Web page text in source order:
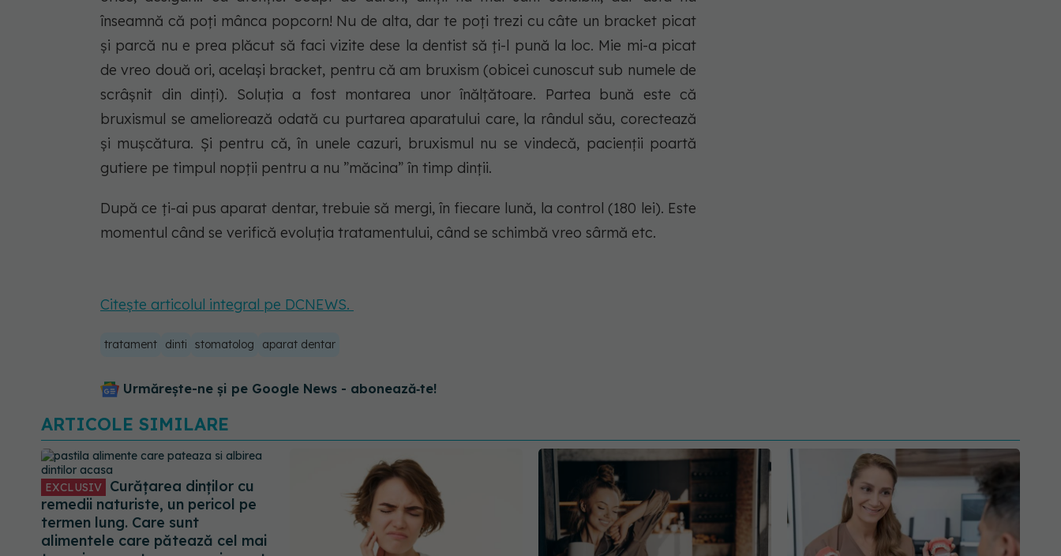
înseamnă că poți mânca popcorn! Nu de alta, dar te poți trezi cu câte un bracket picat
și parcă nu e prea plăcut să faci vizite dese la dentist să ți-l pună la loc. Mie mi-a picat
de vreo două ori, același bracket, pentru că am bruxism (obicei cunoscut sub numele de
scrâșnit din dinți). Soluția a fost montarea unor înălțătoare. Partea bună este că
bruxismul se ameliorează odată cu purtarea aparatului care, la rândul său, corectează
și mușcătura. Și pentru că, în unele cazuri, bruxismul nu se vindecă, pacienții poartă
gutiere pe timpul nopții pentru a nu ”măcina” în timp dinții.
După ce ți-ai pus aparat dentar, trebuie să mergi, în fiecare lună, la control (180 lei). Este
momentul când se verifică evoluția tratamentului, când se schimbă vreo sârmă etc.
Citește articolul integral pe DCNEWS.
tratament dinti stomatolog aparat dentar
Urmărește-ne și pe Google News - abonează‑te!
ARTICOLE SIMILARE
EXCLUSIV
Curățarea dinților cu
remedii naturiste, un pericol pe
termen lung. Care sunt
alimentele care pătează cel mai